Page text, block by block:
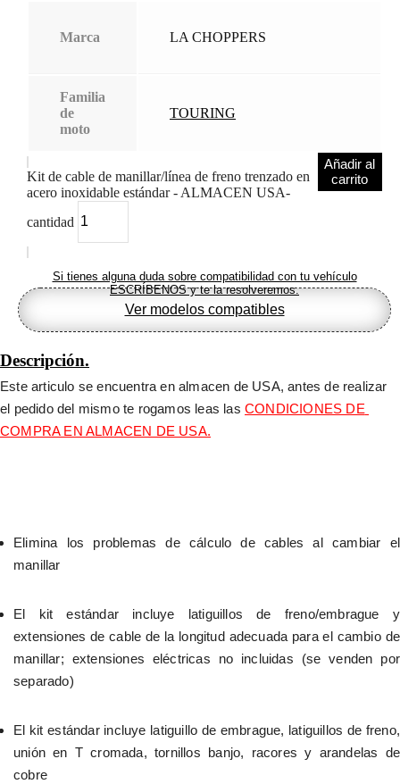
Marca LA CHOPPERS
Familia
de
moto
TOURING
Kit de cable de manillar/línea de freno trenzado en
acero inoxidable estándar - ALMACEN USA-
cantidad
Añadir al
carrito
Si tienes alguna duda sobre compatibilidad con tu vehículo
ESCRÍBENOS y te la resolveremos.
Ver modelos compatibles
Descripción.
Este articulo se encuentra en almacen de USA, antes de realizar
el pedido del mismo te rogamos leas las CONDICIONES DE
COMPRA EN ALMACEN DE USA.
Elimina los problemas de cálculo de cables al cambiar el
manillar
El kit estándar incluye latiguillos de freno/embrague y
extensiones de cable de la longitud adecuada para el cambio de
manillar; extensiones eléctricas no incluidas (se venden por
separado)
El kit estándar incluye latiguillo de embrague, latiguillos de freno,
unión en T cromada, tornillos banjo, racores y arandelas de
cobre